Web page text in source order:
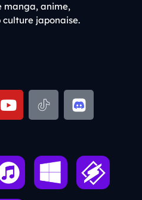
manga, anime,
japonaise.